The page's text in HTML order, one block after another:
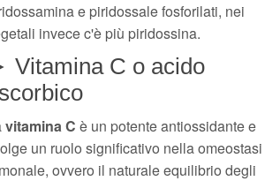
e piridossale fosforilati, nei
invece c'è più piridossina.
Vitamina C o acido
vitamina C è un potente antiossidante e
un ruolo significativo nella omeostasi
ovvero il naturale equilibrio degli